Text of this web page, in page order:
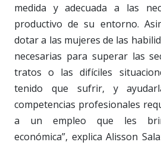
medida y adecuada a las
productivo de su entorno.
dotar a las mujeres de las
necesarias para superar las
tratos o las difíciles
tenido que sufrir, y
competencias profesionales
a un empleo que les
económica”, explica Alisson